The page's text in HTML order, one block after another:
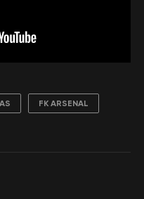
FK ARSENAL